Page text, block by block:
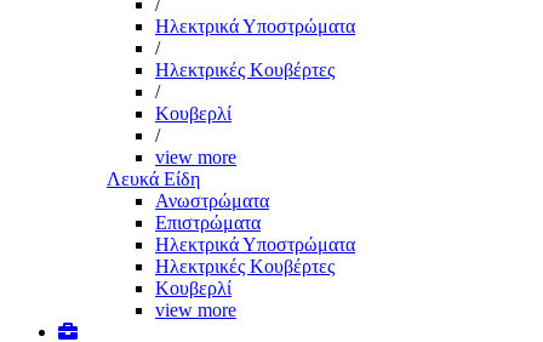
/
Ηλεκτρικά Υποστρώματα
/
Ηλεκτρικές Κουβέρτες
/
Κουβερλί
/
view more
Λευκά Είδη
Ανωστρώματα
Επιστρώματα
Ηλεκτρικά Υποστρώματα
Ηλεκτρικές Κουβέρτες
Κουβερλί
view more